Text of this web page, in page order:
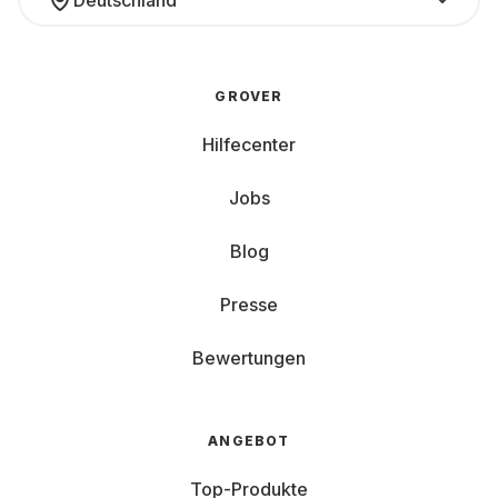
GROVER
Hilfecenter
Jobs
Blog
Presse
Bewertungen
ANGEBOT
Top-Produkte